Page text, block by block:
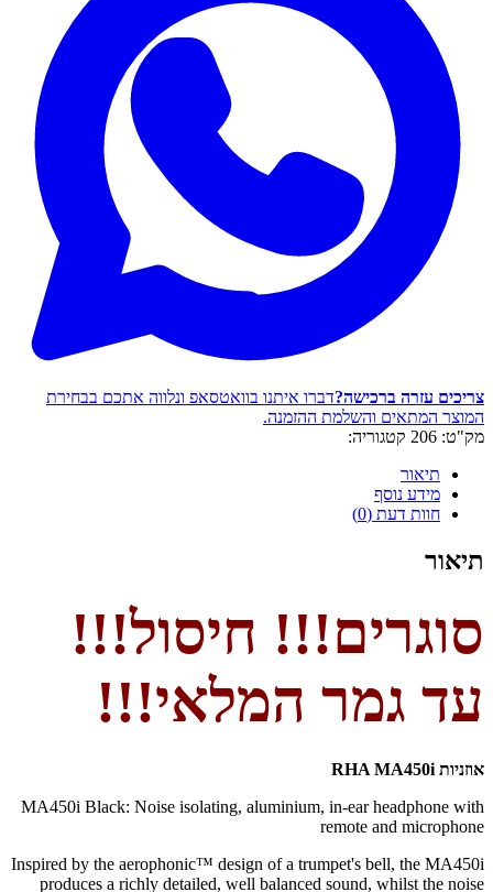
צריכים עזרה ברכישה?דברו איתנו בוואטסאפ ונלווה אתכם בבחירת
המוצר המתאים והשלמת ההזמנה.
מק"ט: 206 קטגוריה:
תיאור
מידע נוסף
חוות דעת (0)
תיאור
סוגרים!!! חיסול!!!
עד גמר המלאי!!!
אוזניות RHA MA450i
MA450i Black: Noise isolating, aluminium, in-ear headphone with
remote and microphone
Inspired by the aerophonic™ design of a trumpet's bell, the MA450i
produces a richly detailed, well balanced sound, whilst the noise